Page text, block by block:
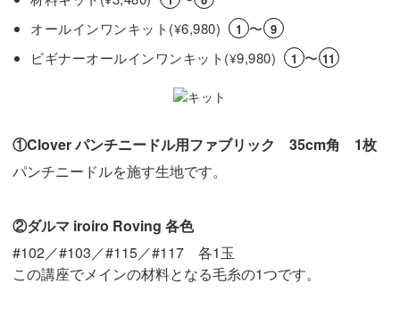
オールインワンキット(¥6,980) 1 〜 9
ビギナーオールインワンキット(¥9,980) 1 〜 11
①Clover パンチニードル用ファブリック 35cm角 1枚
パンチニードルを施す生地です。
②ダルマ iroiro Roving 各色
#102／#103／#115／#117 各1玉
この講座でメインの材料となる毛糸の1つです。